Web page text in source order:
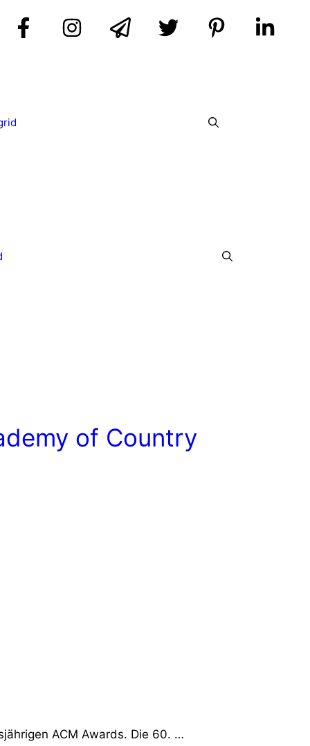
of Country
ACM Awards. Die 60. …